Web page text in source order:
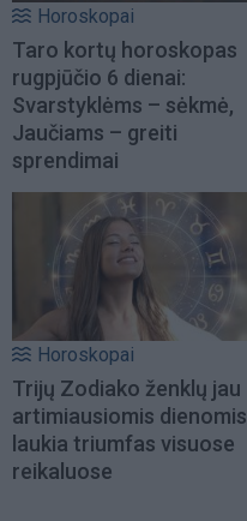
Horoskopai
Taro kortų horoskopas
rugpjūčio 6 dienai:
Svarstyklėms – sėkmė,
Jaučiams – greiti
sprendimai
Horoskopai
Trijų Zodiako ženklų jau
artimiausiomis dienomis
laukia triumfas visuose
reikaluose